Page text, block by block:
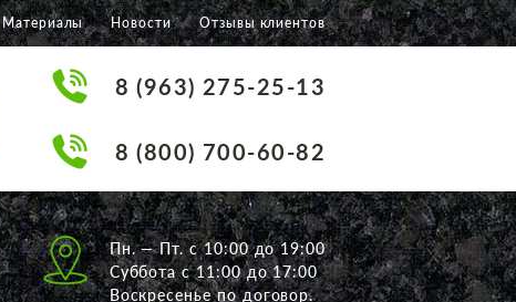
Материалы Новости Отзывы клиентов
8 (963) 275-25-13
8 (800) 700-60-82
Пн. — Пт. с 10:00 до 19:00
Суббота с 11:00 до 17:00
Воскресенье по договор.